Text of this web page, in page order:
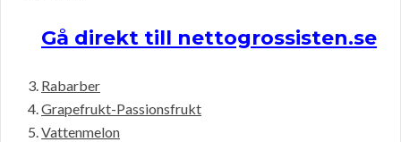
Gå direkt till nettogrossisten.se
Rabarber
Grapefrukt-Passionsfrukt
Vattenmelon